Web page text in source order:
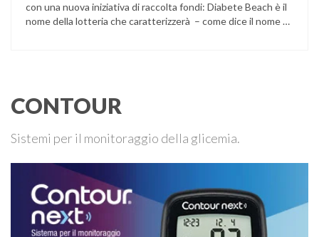
con una nuova iniziativa di raccolta fondi: Diabete Beach è il
nome della lotteria che caratterizzerà – come dice il nome –
CONTOUR
Sistemi per il monitoraggio della glicemia.